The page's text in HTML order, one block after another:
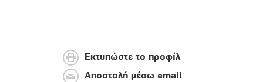
Εκτυπώστε το προφίλ
Αποστολή μέσω email